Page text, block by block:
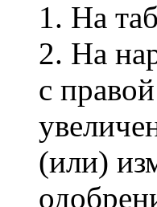
1. На
2. На
с
(или)